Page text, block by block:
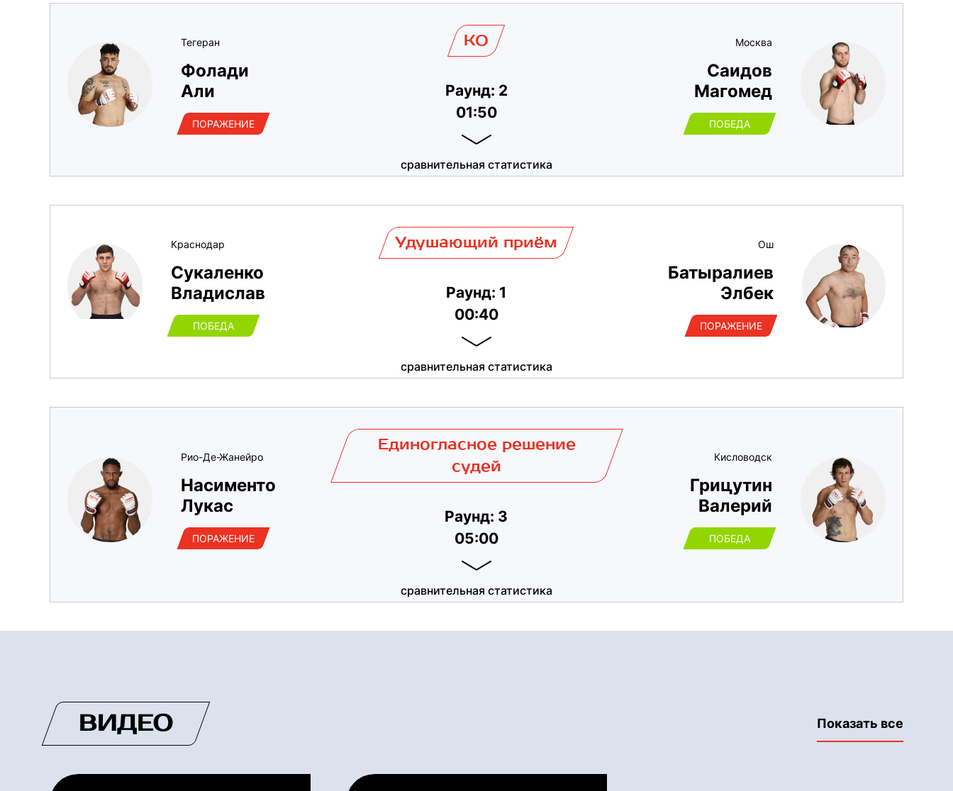
Тегеран
Фолади
Али
ПОРАЖЕНИЕ
KO
Раунд: 2
01:50
Москва
Саидов
Магомед
ПОБЕДА
сравнительная статистика
Краснодар
Сукаленко
Владислав
ПОБЕДА
Удушающий приём
Раунд: 1
00:40
Ош
Батыралиев
Элбек
ПОРАЖЕНИЕ
сравнительная статистика
Рио-Де-Жанейро
Насименто
Лукас
ПОРАЖЕНИЕ
Единогласное решение
судей
Раунд: 3
05:00
Кисловодск
Грицутин
Валерий
ПОБЕДА
сравнительная статистика
ВИДЕО Показать все